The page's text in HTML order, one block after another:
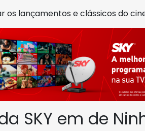
os lançamentos e clássicos do
SKY em de